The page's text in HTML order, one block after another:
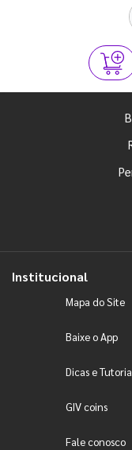
Institucional
Mapa do Site
Baixe o App
Dicas e
GIV coins
Fale conosco